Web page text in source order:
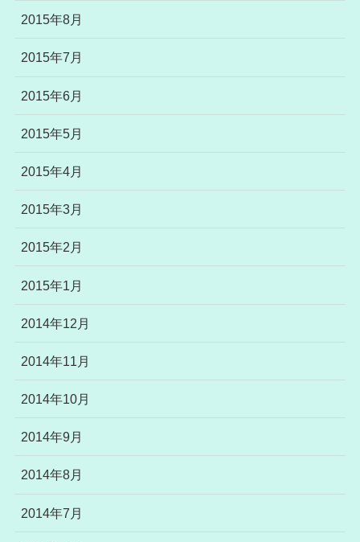
2015年8月
2015年7月
2015年6月
2015年5月
2015年4月
2015年3月
2015年2月
2015年1月
2014年12月
2014年11月
2014年10月
2014年9月
2014年8月
2014年7月